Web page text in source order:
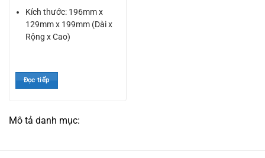
Kích thước: 196mm x
129mm x 199mm (Dài x
Rộng x Cao)
Đọc tiếp
Mô tả danh mục: